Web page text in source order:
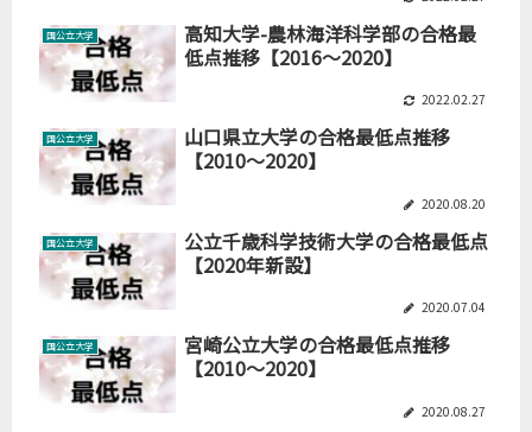
国公立大学
高知大学-農林海洋科学部の合格最
低点推移【2016～2020】
2022.02.27
国公立大学
山口県立大学の合格最低点推移
【2010～2020】
2020.08.20
国公立大学
公立千歳科学技術大学の合格最低点
【2020年新設】
2020.07.04
国公立大学
宮崎公立大学の合格最低点推移
【2010～2020】
2020.08.27